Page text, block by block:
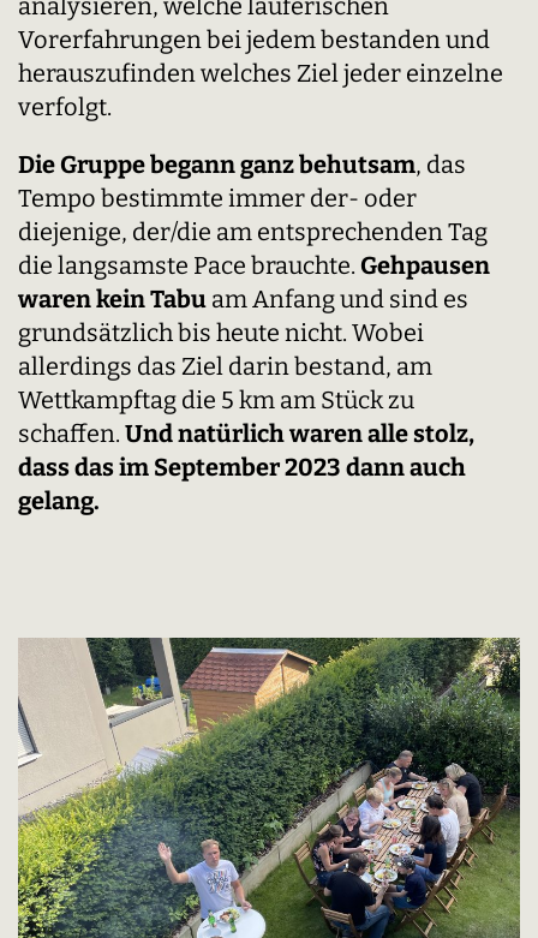
analysieren, welche läuferischen
Vorerfahrungen bei jedem bestanden und
herauszufinden welches Ziel jeder einzelne
verfolgt.
Die Gruppe begann ganz behutsam, das
Tempo bestimmte immer der- oder
diejenige, der/die am entsprechenden Tag
die langsamste Pace brauchte. Gehpausen
waren kein Tabu am Anfang und sind es
grundsätzlich bis heute nicht. Wobei
allerdings das Ziel darin bestand, am
Wettkampftag die 5 km am Stück zu
schaffen. Und natürlich waren alle stolz,
dass das im September 2023 dann auch
gelang.